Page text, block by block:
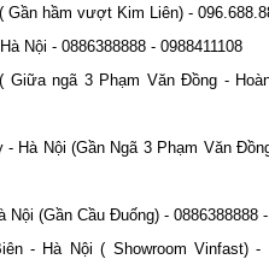
hầm vượt Kim Liên) -
Nội - 0886388888 - 0988411108
Giữa ngã 3 Phạm Văn Đồng -
Hà Nội (Gần Ngã 3 Phạm Văn
(Gần Cầu Đuống) - 0886388888 -
- Hà Nội ( Showroom Vinfast) -